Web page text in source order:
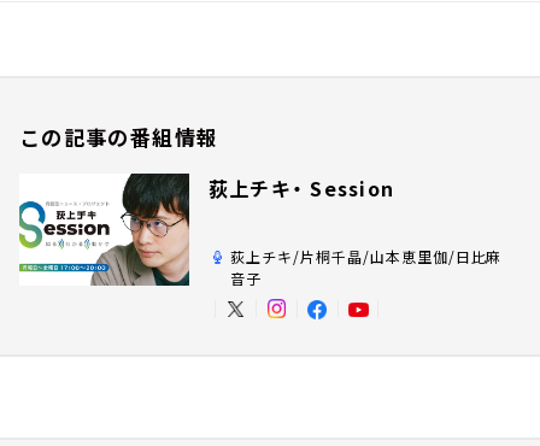
この記事の番組情報
荻上チキ・ Session
荻上チキ/片桐千晶/山本恵里伽/日比麻
音子